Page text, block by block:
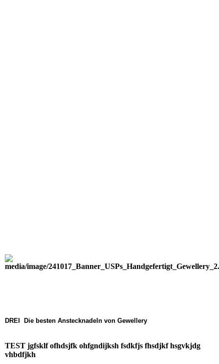
DREI Die besten Anstecknadeln von Gewellery
TEST jgfsklf ofhdsjfk ohfgndijksh fsdkfjs fhsdjkf hsgvkjdg
vhbdfjkh